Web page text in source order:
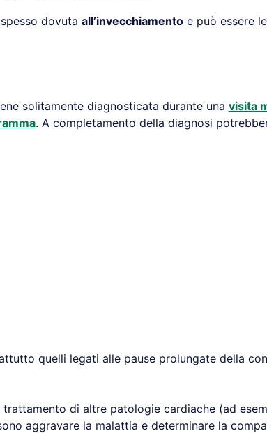
dovuta all’invecchiamentoe può essere
solitamente diagnosticata durante una visita
. A completamento della diagnosi
quelli legati alle pause prolungate della
di altre patologie cardiache (ad
aggravare la malattia e determinare la